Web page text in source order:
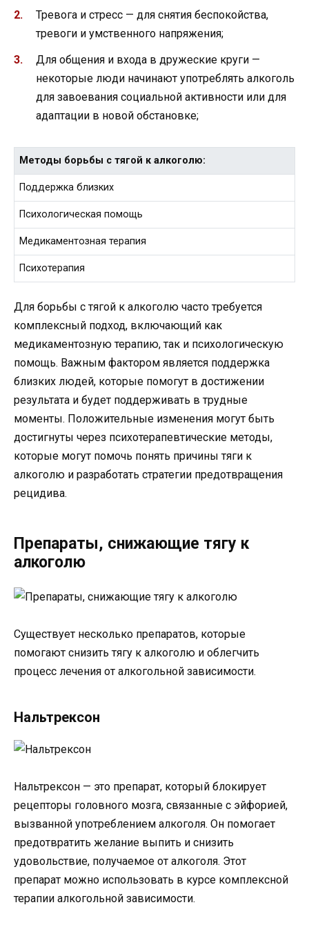
Тревога и стресс — для снятия беспокойства,
тревоги и умственного напряжения;
Для общения и входа в дружеские круги —
некоторые люди начинают употреблять алкоголь
для завоевания социальной активности или для
адаптации в новой обстановке;
Методы борьбы с тягой к алкоголю:
Поддержка близких
Психологическая помощь
Медикаментозная терапия
Психотерапия
Для борьбы с тягой к алкоголю часто требуется
комплексный подход, включающий как
медикаментозную терапию, так и психологическую
помощь. Важным фактором является поддержка
близких людей, которые помогут в достижении
результата и будет поддерживать в трудные
моменты. Положительные изменения могут быть
достигнуты через психотерапевтические методы,
которые могут помочь понять причины тяги к
алкоголю и разработать стратегии предотвращения
рецидива.
Препараты, снижающие тягу к
алкоголю
Существует несколько препаратов, которые
помогают снизить тягу к алкоголю и облегчить
процесс лечения от алкогольной зависимости.
Нальтрексон
Нальтрексон — это препарат, который блокирует
рецепторы головного мозга, связанные с эйфорией,
вызванной употреблением алкоголя. Он помогает
предотвратить желание выпить и снизить
удовольствие, получаемое от алкоголя. Этот
препарат можно использовать в курсе комплексной
терапии алкогольной зависимости.